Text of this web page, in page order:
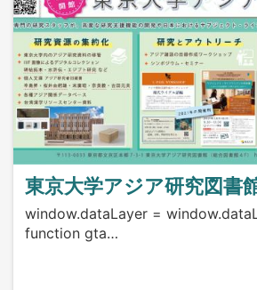
東京大学アジア研究図書
window.dataLayer =
function gta…